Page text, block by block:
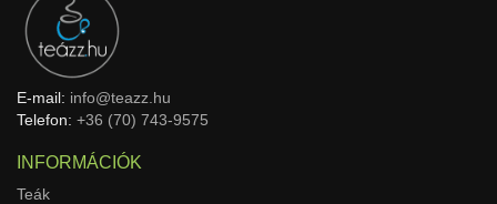
E-mail: info@teazz.hu
Telefon: +36 (70) 743-9575
INFORMÁCIÓK
Teák